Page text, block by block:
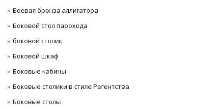
Боевая бронза аллигатора
Боковой стол парохода
боковой столик
Боковой шкаф
Боковые кабины
Боковые столики в стиле Регентства
Боковые столы